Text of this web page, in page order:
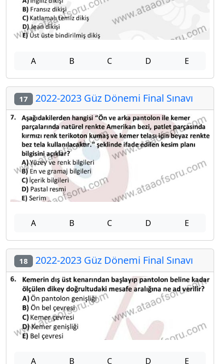
A B C D E
17 2022-2023 Güz Dönemi Final Sınavı
A B C D E
18 2022-2023 Güz Dönemi Final Sınavı
A B C D E